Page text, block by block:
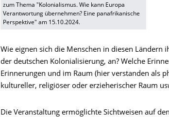
zum Thema "Kolonialismus. Wie kann Europa
Verantwortung übernehmen? Eine panafrikanische
Perspektive" am 15.10.2024.
Wie eignen sich die Menschen in diesen Ländern
der deutschen Kolonialisierung, an? Welche
Erinnerungen und im Raum (hier verstanden als
kultureller, religiöser oder erzieherischer Raum
Die Veranstaltung ermöglichte Sichtweisen auf